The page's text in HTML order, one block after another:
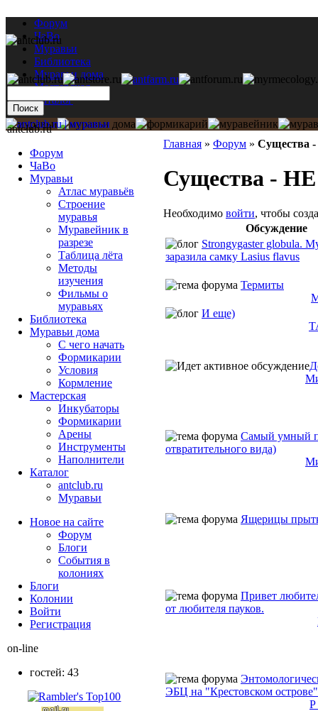
Форум
ЧаВо
Муравьи
Библиотека
Муравьи дома
Мастерская
Каталог
Главная » Форум » Существа
Существа -
Необходимо войти, чтобы
Обсуждение
Strongygaster globula.
заразила самку Lasius flavus
Термиты
И еще)
Самый умный
отвратительного вида)
Ящерицы
Привет
от любителя пауков.
ЭБЦ на "Крестовском острове"
P
antclub.ru
Форум
ЧаВо
Муравьи
Атлас муравьёв
Строение
муравья
Муравейник в
разрезе
Таблица лёта
Методы
изучения
Фильмы о
муравьях
Библиотека
Муравьи дома
С чего начать
Формикарии
Условия
Кормление
Мастерская
Инкубаторы
Формикарии
Арены
Инструменты
Наполнители
Каталог
antclub.ru
Муравьи
Новое на сайте
Форум
Блоги
События в
колониях
Блоги
Колонии
Войти
Peгиcтpaция
on-line
гостей: 43